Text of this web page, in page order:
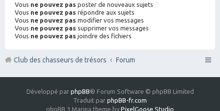
Vous ne pouvez pas poster de nouveaux sujets
Vous ne pouvez pas répondre aux sujets
Vous ne pouvez pas modifier vos messages
Vous ne pouvez pas supprimer vos messages
Vous ne pouvez pas joindre des fichiers
Club des chasseurs de trésors Forum
Développé par phpBB® Forum Software © phpBB Limited
Traduit par phpBB-fr.com
phpBB 3 Marina theme by PixelGoose Studio